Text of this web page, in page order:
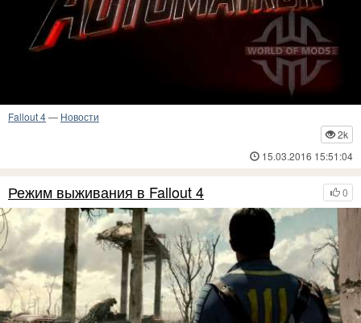
Fallout 4— Новости
2k
15.03.2016 15:51:04
0
Режим выживания в Fallout 4